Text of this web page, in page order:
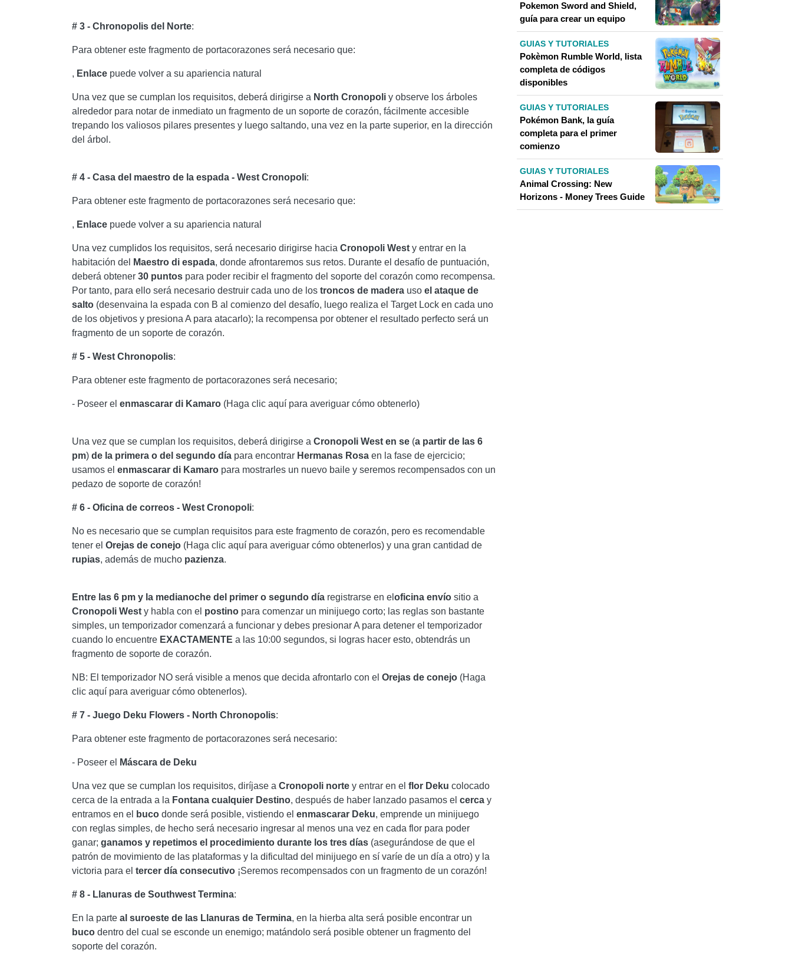
# 3 - Chronopolis del Norte:
Para obtener este fragmento de portacorazones será necesario que:
, Enlace puede volver a su apariencia natural
Una vez que se cumplan los requisitos, deberá dirigirse a North Cronopoli y observe los árboles
alrededor para notar de inmediato un fragmento de un soporte de corazón, fácilmente accesible
trepando los valiosos pilares presentes y luego saltando, una vez en la parte superior, en la dirección
del árbol.
# 4 - Casa del maestro de la espada - West Cronopoli:
Para obtener este fragmento de portacorazones será necesario que:
, Enlace puede volver a su apariencia natural
Una vez cumplidos los requisitos, será necesario dirigirse hacia Cronopoli West y entrar en la
habitación del
Maestro di espada, donde afrontaremos sus retos. Durante el desafío de puntuación,
deberá obtener 30 puntos para poder recibir el fragmento del soporte del corazón como recompensa.
Por tanto, para ello será necesario destruir cada uno de los troncos de madera uso el ataque de
salto (desenvaina la espada con B al comienzo del desafío, luego realiza el Target Lock en cada uno
de los objetivos y presiona A para atacarlo); la recompensa por obtener el resultado perfecto será un
fragmento de un soporte de corazón.
# 5 - West Chronopolis:
Para obtener este fragmento de portacorazones será necesario;
- Poseer el enmascarar di Kamaro (Haga clic aquí para averiguar cómo obtenerlo)
Una vez que se cumplan los requisitos, deberá dirigirse a Cronopoli West en se (a partir de las 6
pm) de la primera o del segundo día para encontrar Hermanas Rosa en la fase de ejercicio;
usamos el enmascarar di Kamaro para mostrarles un nuevo baile y seremos recompensados ​​con un
pedazo de soporte de corazón!
# 6 - Oficina de correos - West Cronopoli:
No es necesario que se cumplan requisitos para este fragmento de corazón, pero es recomendable
tener el Orejas de conejo (Haga clic aquí para averiguar cómo obtenerlos) y una gran cantidad de
rupias, además de mucho pazienza.
Entre las 6 pm y la medianoche del primer o segundo día registrarse en el oficina envío sitio a
Cronopoli West y habla con el postino para comenzar un minijuego corto; las reglas son bastante
simples, un temporizador comenzará a funcionar y debes presionar A para detener el temporizador
cuando lo encuentre EXACTAMENTE a las 10:00 segundos, si logras hacer esto, obtendrás un
fragmento de soporte de corazón.
NB: El temporizador NO será visible a menos que decida afrontarlo con el Orejas de conejo (Haga
clic aquí para averiguar cómo obtenerlos).
# 7 - Juego Deku Flowers - North Chronopolis:
Para obtener este fragmento de portacorazones será necesario:
- Poseer el Máscara de Deku
Una vez que se cumplan los requisitos, diríjase a Cronopoli norte y entrar en el flor Deku colocado
cerca de la entrada a la Fontana cualquier Destino, después de haber lanzado pasamos el cerca y
entramos en el
buco donde será posible, vistiendo el enmascarar Deku, emprende un minijuego
con reglas simples, de hecho será necesario ingresar al menos una vez en cada flor para poder
ganar; ganamos y repetimos el procedimiento durante los tres días (asegurándose de que el
patrón de movimiento de las plataformas y la dificultad del minijuego en sí varíe de un día a otro) y la
victoria para el tercer día consecutivo ¡Seremos recompensados ​​con un fragmento de un corazón!
# 8 - Llanuras de Southwest Termina:
En la parte al suroeste de las Llanuras de Termina, en la hierba alta será posible encontrar un
buco dentro del cual se esconde un enemigo; matándolo será posible obtener un fragmento del
soporte del corazón.
Pokemon Sword and Shield,
guía para crear un equipo
GUIAS Y TUTORIALES
Pokèmon Rumble World, lista
completa de códigos
disponibles
GUIAS Y TUTORIALES
Pokémon Bank, la guía
completa para el primer
comienzo
GUIAS Y TUTORIALES
Animal Crossing: New
Horizons - Money Trees Guide